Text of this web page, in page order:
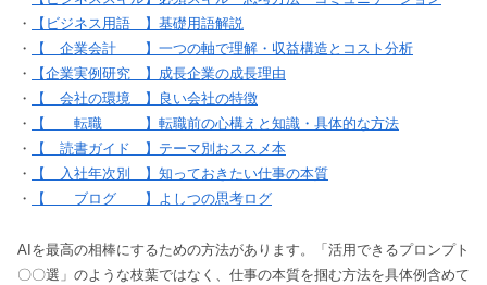
・
【ビジネス用語 】基礎用語解説
・
【 企業会計 】一つの軸で理解・収益構造とコスト分析
・
【企業実例研究 】成長企業の成長理由
・
【 会社の環境 】良い会社の特徴
・
【 転職 】転職前の心構えと知識・具体的な方法
・
【 読書ガイド 】テーマ別おススメ本
・
【 入社年次別 】知っておきたい仕事の本質
・
【 ブログ 】よしつの思考ログ
AIを最高の相棒にするための方法があります。「活用できるプロンプト
〇〇選」のような枝葉ではなく、仕事の本質を掴む方法を具体例含めて